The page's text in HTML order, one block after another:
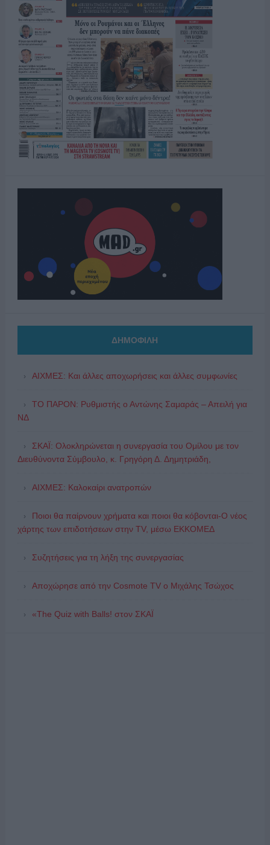
ΔΗΜΟΦΙΛΗ
ΑΙΧΜΕΣ: Και άλλες αποχωρήσεις και άλλες συμφωνίες
ΤΟ ΠΑΡΟΝ: Ρυθμιστής ο Αντώνης Σαμαράς – Απειλή για
ΝΔ
ΣΚΑΪ: Ολοκληρώνεται η συνεργασία του Ομίλου με τον
Διευθύνοντα Σύμβουλο, κ. Γρηγόρη Δ. Δημητριάδη,
ΑΙΧΜΕΣ: Καλοκαίρι ανατροπών
Ποιοι θα παίρνουν χρήματα και ποιοι θα κόβονται-Ο νέος
χάρτης των επιδοτήσεων στην TV, μέσω ΕΚΚΟΜΕΔ
Συζητήσεις για τη λήξη της συνεργασίας
Αποχώρησε από την Cosmote TV o Μιχάλης Τσώχος
«The Quiz with Balls! στον ΣΚΑΪ